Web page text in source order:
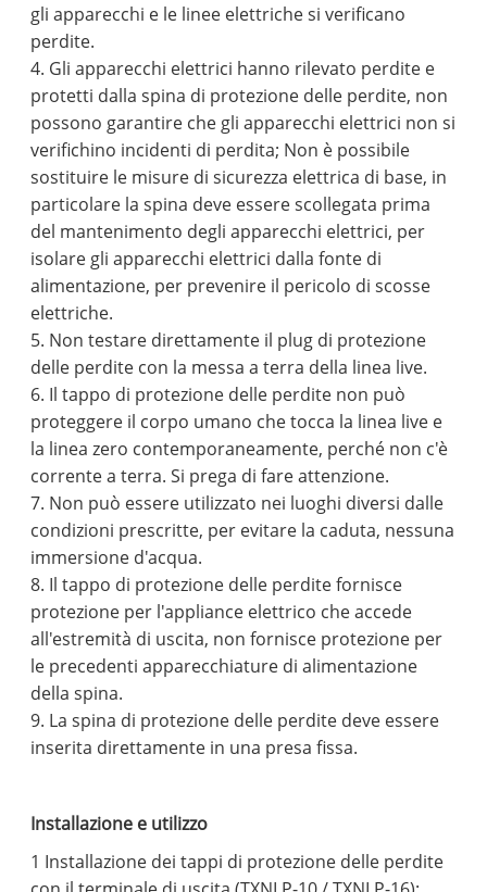
gli apparecchi e le linee elettriche si verificano
perdite.
4. Gli apparecchi elettrici hanno rilevato perdite e
protetti dalla spina di protezione delle perdite, non
possono garantire che gli apparecchi elettrici non si
verifichino incidenti di perdita; Non è possibile
sostituire le misure di sicurezza elettrica di base, in
particolare la spina deve essere scollegata prima
del mantenimento degli apparecchi elettrici, per
isolare gli apparecchi elettrici dalla fonte di
alimentazione, per prevenire il pericolo di scosse
elettriche.
5. Non testare direttamente il plug di protezione
delle perdite con la messa a terra della linea live.
6. Il tappo di protezione delle perdite non può
proteggere il corpo umano che tocca la linea live e
la linea zero contemporaneamente, perché non c'è
corrente a terra. Si prega di fare attenzione.
7. Non può essere utilizzato nei luoghi diversi dalle
condizioni prescritte, per evitare la caduta, nessuna
immersione d'acqua.
8. Il tappo di protezione delle perdite fornisce
protezione per l'appliance elettrico che accede
all'estremità di uscita, non fornisce protezione per
le precedenti apparecchiature di alimentazione
della spina.
9. La spina di protezione delle perdite deve essere
inserita direttamente in una presa fissa.
Installazione e utilizzo
1 Installazione dei tappi di protezione delle perdite